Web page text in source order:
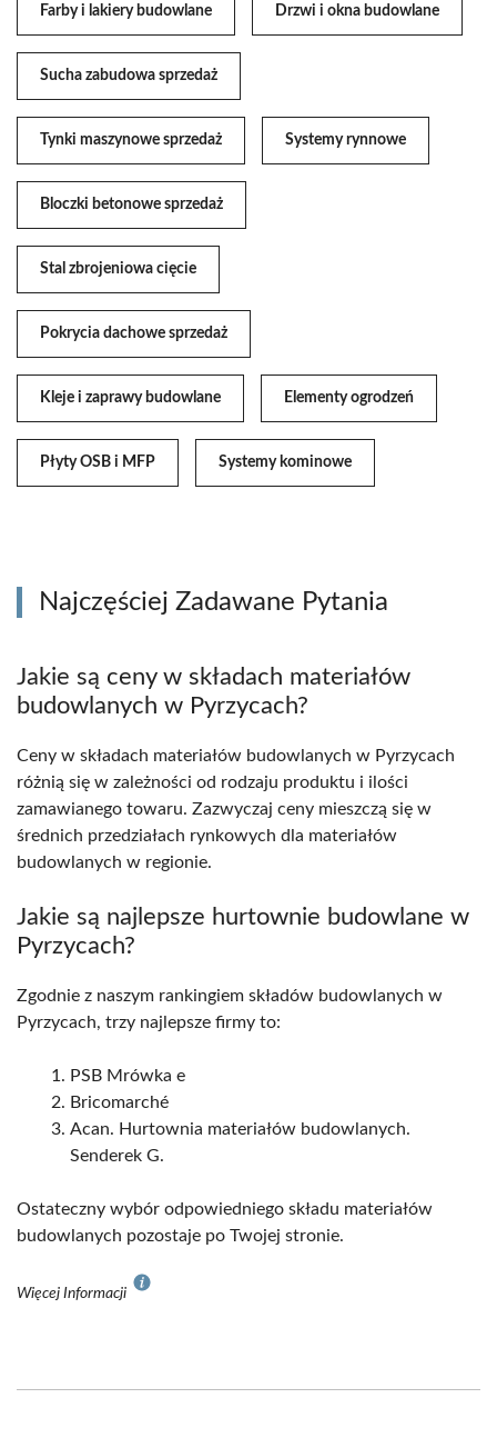
Farby i lakiery budowlane Drzwi i okna budowlane
Sucha zabudowa sprzedaż
Tynki maszynowe sprzedaż Systemy rynnowe
Bloczki betonowe sprzedaż
Stal zbrojeniowa cięcie
Pokrycia dachowe sprzedaż
Kleje i zaprawy budowlane Elementy ogrodzeń
Płyty OSB i MFP Systemy kominowe
Najczęściej Zadawane Pytania
Jakie są ceny w składach materiałów
budowlanych w Pyrzycach?
Ceny w składach materiałów budowlanych w Pyrzycach
różnią się w zależności od rodzaju produktu i ilości
zamawianego towaru. Zazwyczaj ceny mieszczą się w
średnich przedziałach rynkowych dla materiałów
budowlanych w regionie.
Jakie są najlepsze hurtownie budowlane w
Pyrzycach?
Zgodnie z naszym rankingiem składów budowlanych w
Pyrzycach, trzy najlepsze firmy to:
PSB Mrówka e
Bricomarché
Acan. Hurtownia materiałów budowlanych.
Senderek G.
Ostateczny wybór odpowiedniego składu materiałów
budowlanych pozostaje po Twojej stronie.
Więcej Informacji